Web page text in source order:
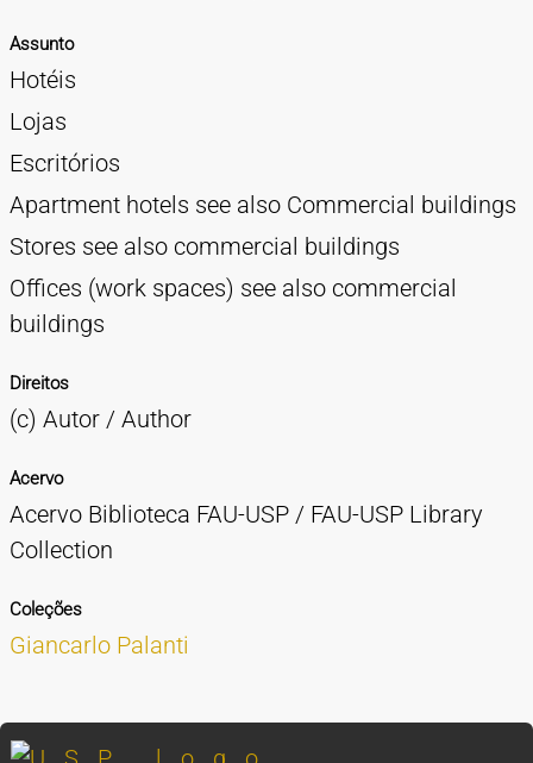
Assunto
Hotéis
Lojas
Escritórios
Apartment hotels see also Commercial buildings
Stores see also commercial buildings
Offices (work spaces) see also commercial
buildings
Direitos
(c) Autor / Author
Acervo
Acervo Biblioteca FAU-USP / FAU-USP Library
Collection
Coleções
Giancarlo Palanti